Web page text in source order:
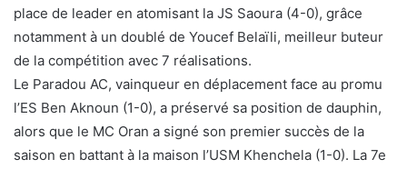
place de leader en atomisant la JS Saoura (4-0), grâce
notamment à un doublé de Youcef Belaïli, meilleur buteur
de la compétition avec 7 réalisations.
Le Paradou AC, vainqueur en déplacement face au promu
l’ES Ben Aknoun (1-0), a préservé sa position de dauphin,
alors que le MC Oran a signé son premier succès de la
saison en battant à la maison l’USM Khenchela (1-0). La 7e